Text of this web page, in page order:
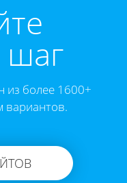
из более 1600+
вариантов.